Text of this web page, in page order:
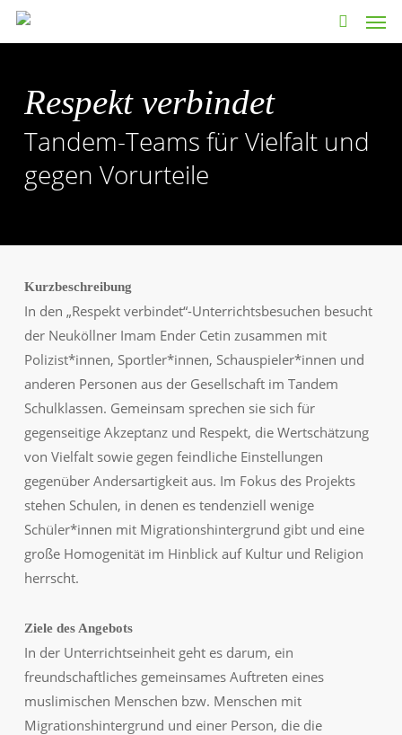
Skip
search
Respekt verbindet
Tandem-Teams für Vielfalt und
gegen Vorurteile
Kurzbeschreibung
In den „Respekt verbindet“-Unterrichtsbesuchen besucht
der Neuköllner Imam Ender Cetin zusammen mit
Polizist*innen, Sportler*innen, Schauspieler*innen und
anderen Personen aus der Gesellschaft im Tandem
Schulklassen. Gemeinsam sprechen sie sich für
gegenseitige Akzeptanz und Respekt, die Wertschätzung
von Vielfalt sowie gegen feindliche Einstellungen
gegenüber Andersartigkeit aus. Im Fokus des Projekts
stehen Schulen, in denen es tendenziell wenige
Schüler*innen mit Migrationshintergrund gibt und eine
große Homogenität im Hinblick auf Kultur und Religion
herrscht.
Ziele des Angebots
In der Unterrichtseinheit geht es darum, ein
freundschaftliches gemeinsames Auftreten eines
muslimischen Menschen bzw. Menschen mit
Migrationshintergrund und einer Person, die die